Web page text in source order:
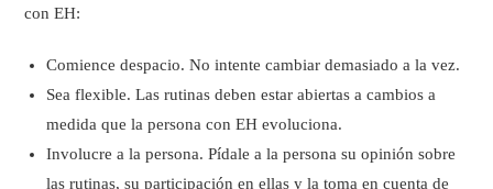
con EH:
Comience despacio. No intente cambiar demasiado a la vez.
Sea flexible. Las rutinas deben estar abiertas a cambios a
medida que la persona con EH evoluciona.
Involucre a la persona. Pídale a la persona su opinión sobre
las rutinas, su participación en ellas y la toma en cuenta de